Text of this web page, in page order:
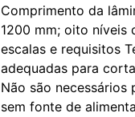
Comprimento da
1200 mm; oito níveis
escalas e requisitos
adequadas para
Não são necessários
sem fonte de